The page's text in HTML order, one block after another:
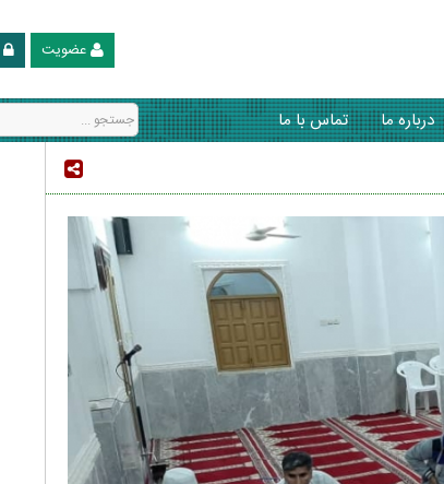
عضویت
درباره ما تماس با ما